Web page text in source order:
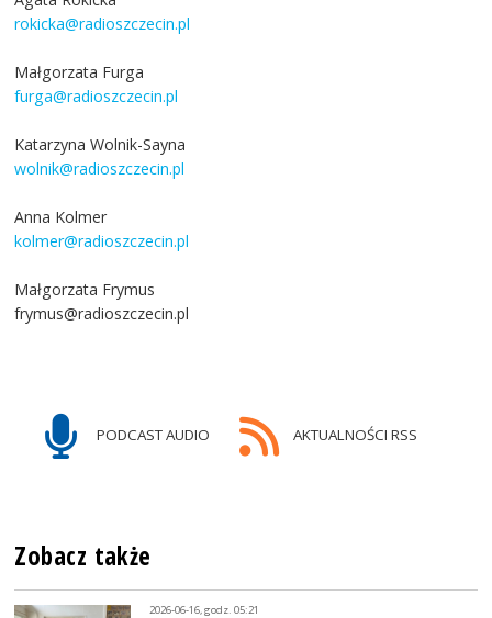
rokicka@radioszczecin.pl
Małgorzata Furga
furga@radioszczecin.pl
Katarzyna Wolnik-Sayna
wolnik@radioszczecin.pl
Anna Kolmer
kolmer@radioszczecin.pl
Małgorzata Frymus
frymus@radioszczecin.pl
PODCAST AUDIO AKTUALNOŚCI RSS
Zobacz także
2026-06-16, godz. 05:21